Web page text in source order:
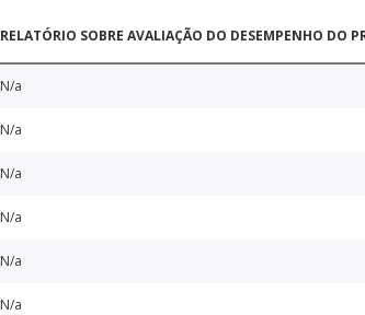
RELATÓRIO SOBRE AVALIAÇÃO DO DESEMPENHO DO
N/a
N/a
N/a
N/a
N/a
N/a